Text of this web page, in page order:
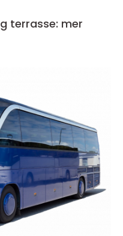
terrasse: mer